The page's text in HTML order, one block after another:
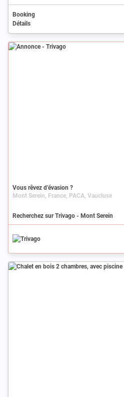
Booking
Détails
Annonce
Vous rêvez d’évasion ?
Mont Serein, France, PACA, Vaucluse
Recherchez sur Trivago - Mont Serein